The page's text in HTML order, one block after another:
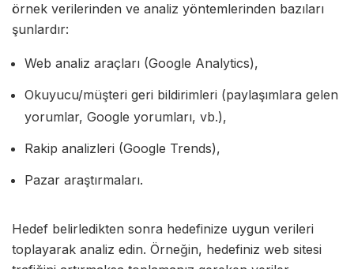
örnek verilerinden ve analiz yöntemlerinden bazıları
şunlardır:
Web analiz araçları (Google Analytics),
Okuyucu/müşteri geri bildirimleri (paylaşımlara gelen
yorumlar, Google yorumları, vb.),
Rakip analizleri (Google Trends),
Pazar araştırmaları.
Hedef belirledikten sonra hedefinize uygun verileri
toplayarak analiz edin. Örneğin, hedefiniz web sitesi